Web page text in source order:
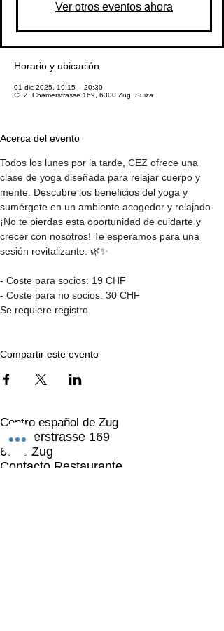
Ver otros eventos ahora
Horario y ubicación
01 dic 2025, 19:15 – 20:30
CEZ, Chamerstrasse 169, 6300 Zug, Suiza
Acerca del evento
Todos los lunes por la tarde, CEZ ofrece una
clase de yoga diseñada para relajar cuerpo y
mente. Descubre los beneficios del yoga y
sumérgete en un ambiente acogedor y relajado.
¡No te pierdas esta oportunidad de cuidarte y
crecer con nosotros! Te esperamos para una
sesión revitalizante. 🌿✨
- Coste para socios: 19 CHF
- Coste para no socios: 30 CHF
Se requiere registro
Compartir este evento
Centro español de Zug
Chamerstrasse 169
6300 Zug​
Contacto Restaurante